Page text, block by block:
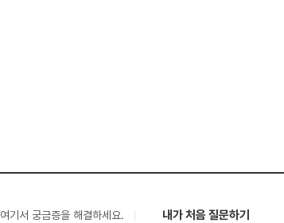
기서 궁금증을 해결하세요. 내가 처음 질문하기